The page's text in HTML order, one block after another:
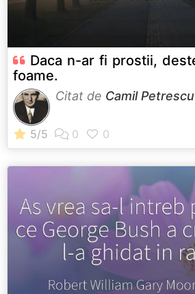
Daca n-ar fi prostii,
foame.
Citat de Camil Petrescu